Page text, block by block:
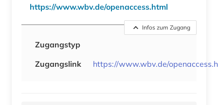
https://www.wbv.de/openaccess.html
Infos zum Zugang
Zugangstyp
Zugangslink
https://www.wbv.de/